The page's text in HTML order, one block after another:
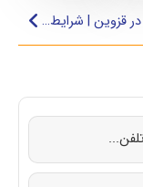
کلاس یوس در قزوین | شرایط ثبت نام